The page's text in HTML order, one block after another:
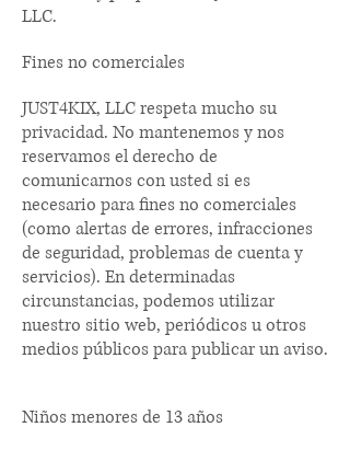
LLC.
Fines no comerciales
JUST4KIX, LLC respeta mucho su
privacidad. No mantenemos y nos
reservamos el derecho de
comunicarnos con usted si es
necesario para fines no comerciales
(como alertas de errores, infracciones
de seguridad, problemas de cuenta y
servicios). En determinadas
circunstancias, podemos utilizar
nuestro sitio web, periódicos u otros
medios públicos para publicar un aviso.
Niños menores de 13 años